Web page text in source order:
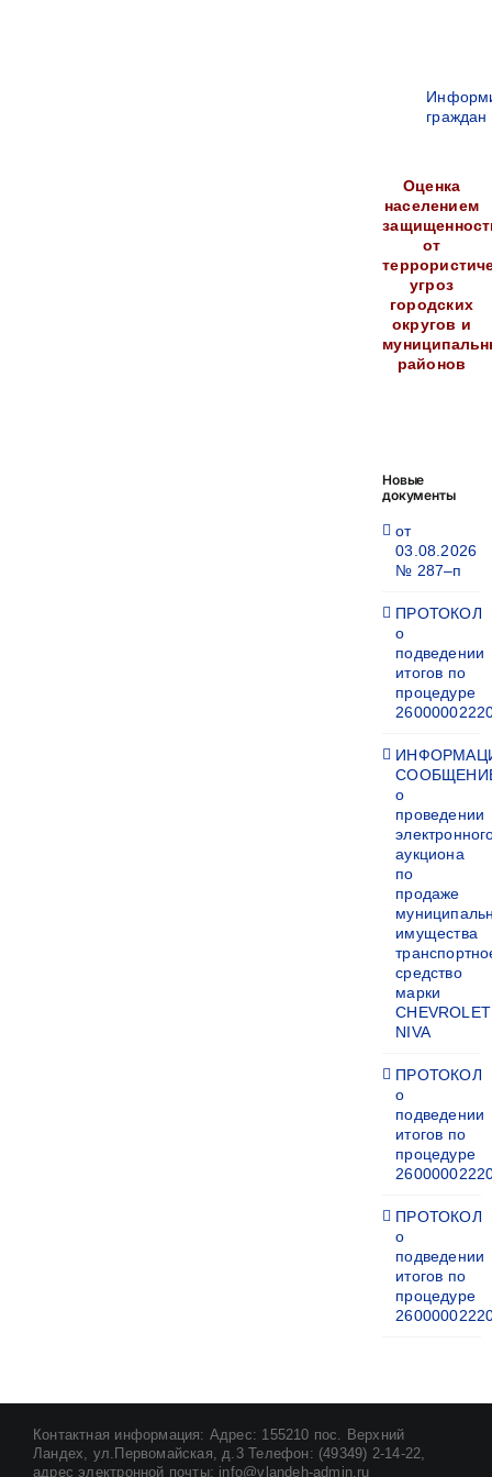
граждан
Оценка
населением
от
угроз
городских
округов и
районов
Новые
документы
от
03.08.2026
№ 287–п
ПРОТОКОЛ
о
подведении
итогов по
процедуре
о
проведении
аукциона
по
продаже
имущества
средство
марки
CHEVROLET
NIVA
ПРОТОКОЛ
о
подведении
итогов по
процедуре
ПРОТОКОЛ
о
подведении
итогов по
процедуре
Контактная информация: Адрес: 155210 пос. Верхний
Ландех, ул.Первомайская, д.3 Телефон: (49349) 2-14-22,
адрес электронной почты: info@vlandeh-admin.ru